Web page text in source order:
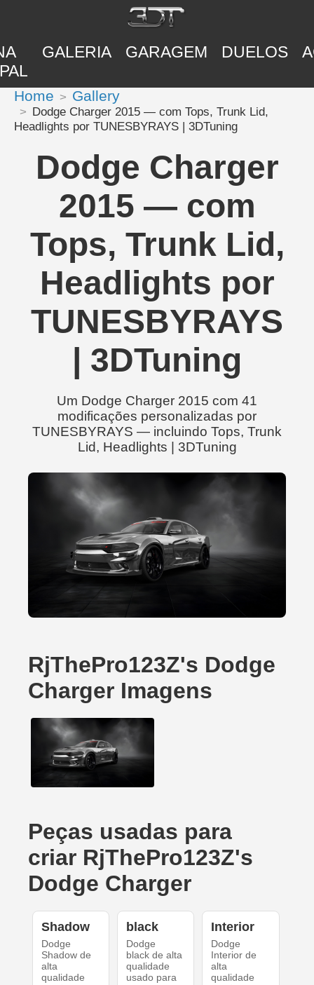
GALERIA GARAGEM DUELOS
Home Gallery
Dodge Charger 2015 — com Tops, Trunk Lid,
Headlights por TUNESBYRAYS | 3DTuning
Dodge Charger
2015 — com
Tops, Trunk Lid,
Headlights por
TUNESBYRAYS
| 3DTuning
Um Dodge Charger 2015 com 41
modificações personalizadas por
TUNESBYRAYS — incluindo Tops, Trunk
Lid, Headlights | 3DTuning
RjThePro123Z's Dodge
Charger Imagens
Peças usadas para
criar RjThePro123Z's
Dodge Charger
Shadow
Dodge
Shadow de
alta
qualidade
black
Dodge
black de alta
qualidade
usado para
Interior
Dodge
Interior de
alta
qualidade